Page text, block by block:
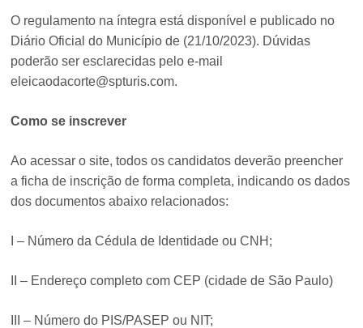
O regulamento na íntegra está disponível e publicado no
Diário Oficial do Município de (21/10/2023). Dúvidas
poderão ser esclarecidas pelo e-mail
eleicaodacorte@spturis.com.
Como se inscrever
Ao acessar o site, todos os candidatos deverão preencher
a ficha de inscrição de forma completa, indicando os dados
dos documentos abaixo relacionados:
I – Número da Cédula de Identidade ou CNH;
II – Endereço completo com CEP (cidade de São Paulo)
III – Número do PIS/PASEP ou NIT;